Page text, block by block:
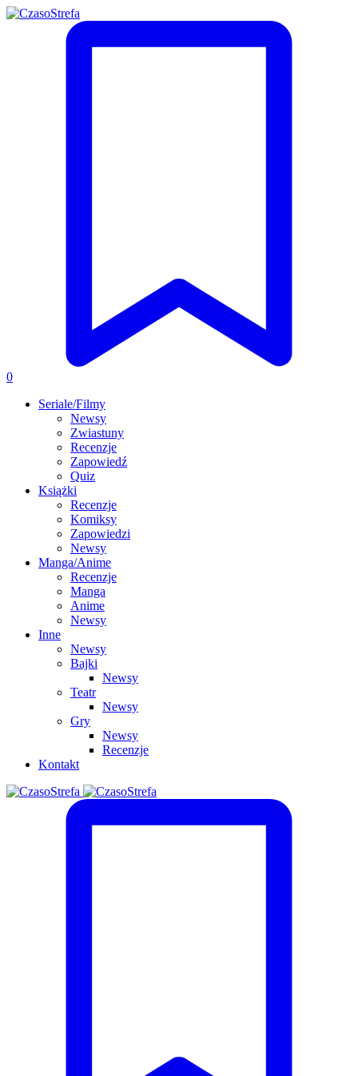
0
Seriale/Filmy
Newsy
Zwiastuny
Recenzje
Zapowiedź
Quiz
Książki
Recenzje
Komiksy
Zapowiedzi
Newsy
Manga/Anime
Recenzje
Manga
Anime
Newsy
Inne
Newsy
Bajki
Newsy
Teatr
Newsy
Gry
Newsy
Recenzje
Kontakt